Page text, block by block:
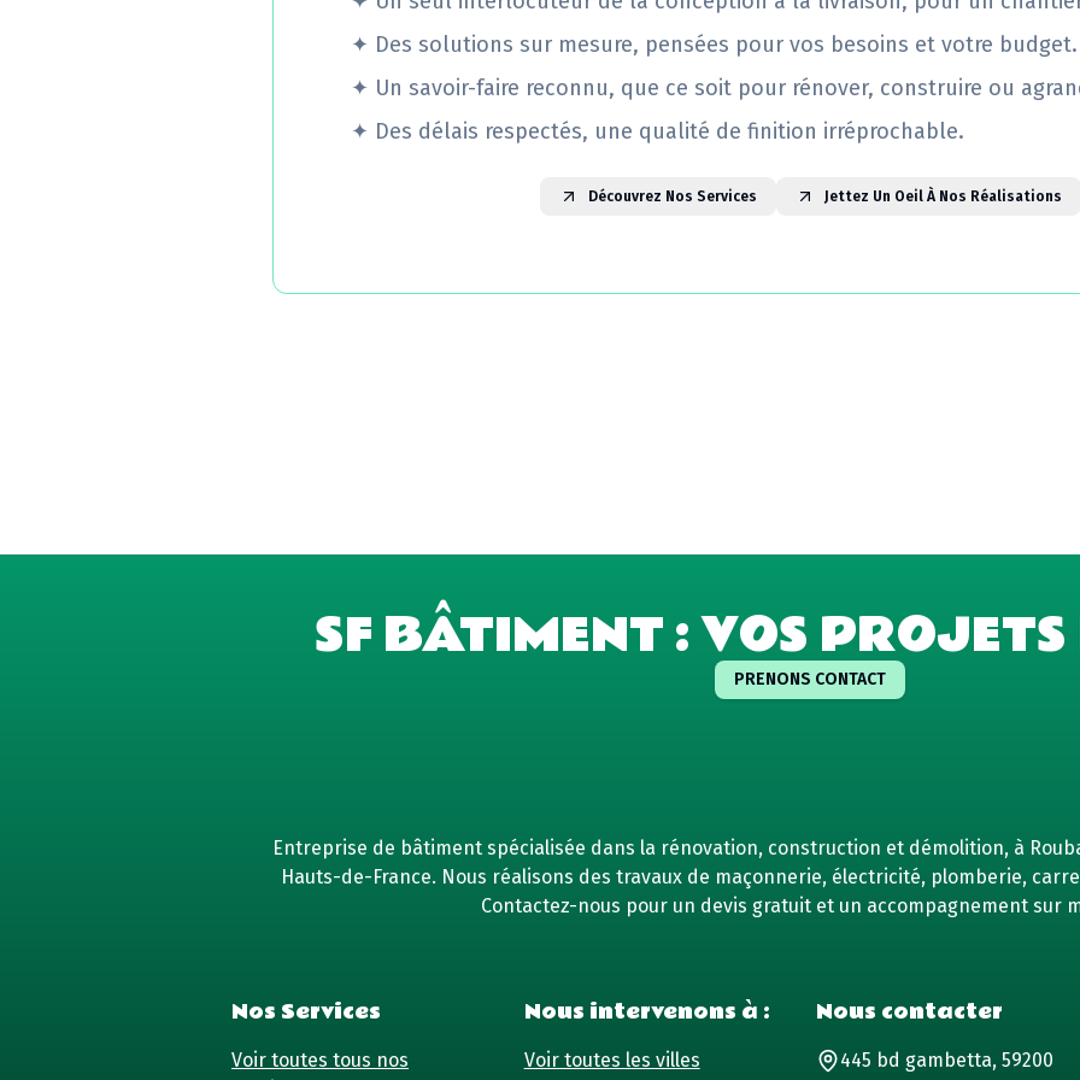
✦ Des solutions sur mesure, pensées pour vos besoins et votre budget.
✦ Un savoir-faire reconnu, que ce soit pour rénover, construire ou
✦ Des délais respectés, une qualité de finition irréprochable.
Découvrez Nos Services Jettez Un Oeil À Nos Réalisations
SF BÂTIMENT : VOS
PRENONS CONTACT
Entreprise de bâtiment spécialisée dans la rénovation, construction et démolition, à
Hauts-de-France. Nous réalisons des travaux de maçonnerie, électricité, plomberie,
Contactez-nous pour un devis gratuit et un accompagnement sur
Nos Services
Voir toutes tous nos
Nous intervenons à :
Voir toutes les villes
Nous contacter
445 bd gambetta, 59200